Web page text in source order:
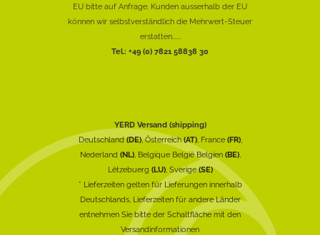
EU bitte auf Anfrage. Kunden ausserhalb der EU
können wir selbstverständlich die Mehrwert-Steuer
erstatten......
Tel.: +49 (0) 7821 58838 30
YERD Versand (shipping)
Deutschland(DE), Österreich(AT), France (FR),
Nederland (NL), Belgique België Belgien (BE),
Lëtzebuerg (LU), Sverige(SE)
* Lieferzeiten gelten für Lieferungen innerhalb
Deutschlands, Lieferzeiten für andere Länder
entnehmen Sie bitte der Schaltfläche mit den
Versandinformationen